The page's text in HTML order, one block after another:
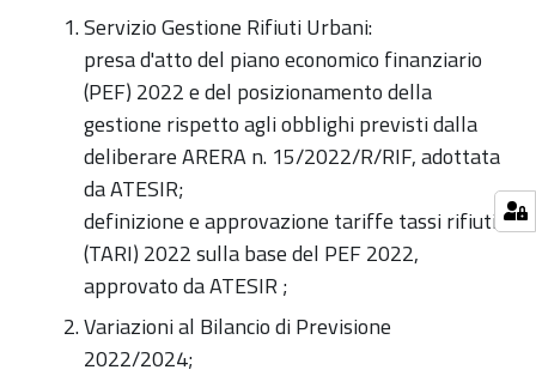
Servizio Gestione Rifiuti Urbani:
presa d'atto del piano economico finanziario
(PEF) 2022 e del posizionamento della
gestione rispetto agli obblighi previsti dalla
deliberare ARERA n. 15/2022/R/RIF, adottata
da ATESIR;
definizione e approvazione tariffe tassi rifiuti
(TARI) 2022 sulla base del PEF 2022,
approvato da ATESIR ;
Variazioni al Bilancio di Previsione
2022/2024;